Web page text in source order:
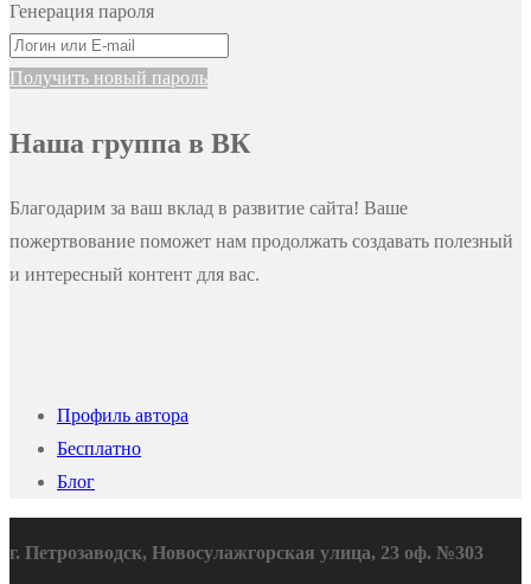
Генерация пароля
Получить новый пароль
Наша группа в ВК
Благодарим за ваш вклад в развитие сайта! Ваше
пожертвование поможет нам продолжать создавать полезный
и интересный контент для вас.
Профиль автора
Бесплатно
Блог
г. Петрозаводск, Новосулажгорская улица, 23 оф. №303